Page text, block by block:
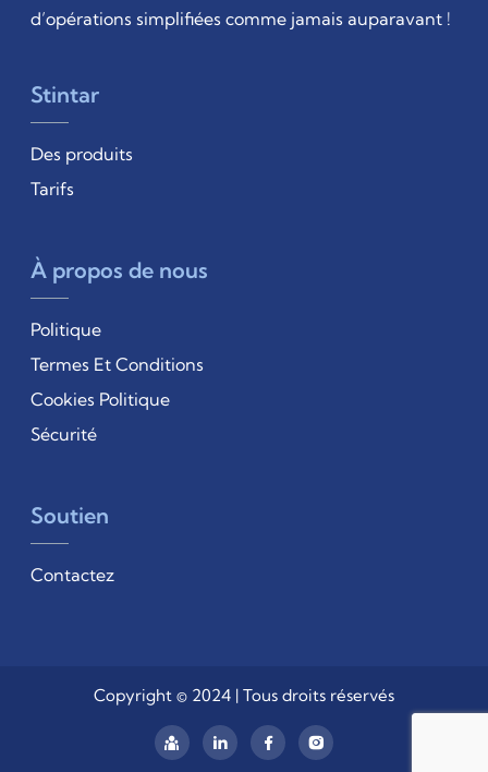
d’opérations simplifiées comme jamais auparavant !
Stintar
Des produits
Tarifs
À propos de nous
Politique
Termes Et Conditions
Cookies Politique
Sécurité
Soutien
Contactez
Copyright © 2024 | Tous droits réservés